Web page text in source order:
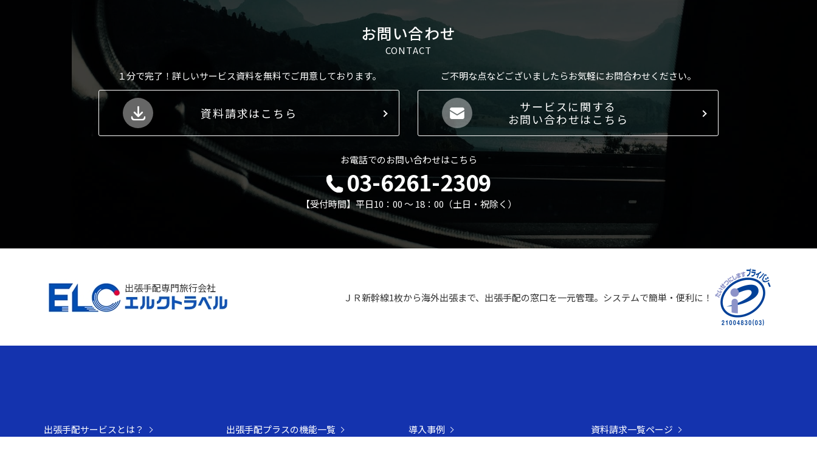
出張管理 (22)
タグ
ホテル (9)
新幹線 (8)
企業管理者向け (1)
全部見る
お問い合わせ
CONTACT
１分で完了！詳しいサービス資料を無料でご用意しております。
資料請求はこちら
ご不明な点などございましたらお気軽にお問合わせください。
サービスに関する
お問い合わせはこちら
お電話でのお問い合わせはこちら
03-6261-2309
【受付時間】平日10：00 〜 18：00（土日・祝除く）
出張手配専門旅行会社
ＪＲ新幹線1枚から海外出張まで、出張手配の窓口を一元管理。 システムで簡単・便利に！
出張手配サービスとは？
出張手配プラスの機能一覧
導入事例
資料請求一覧ページ